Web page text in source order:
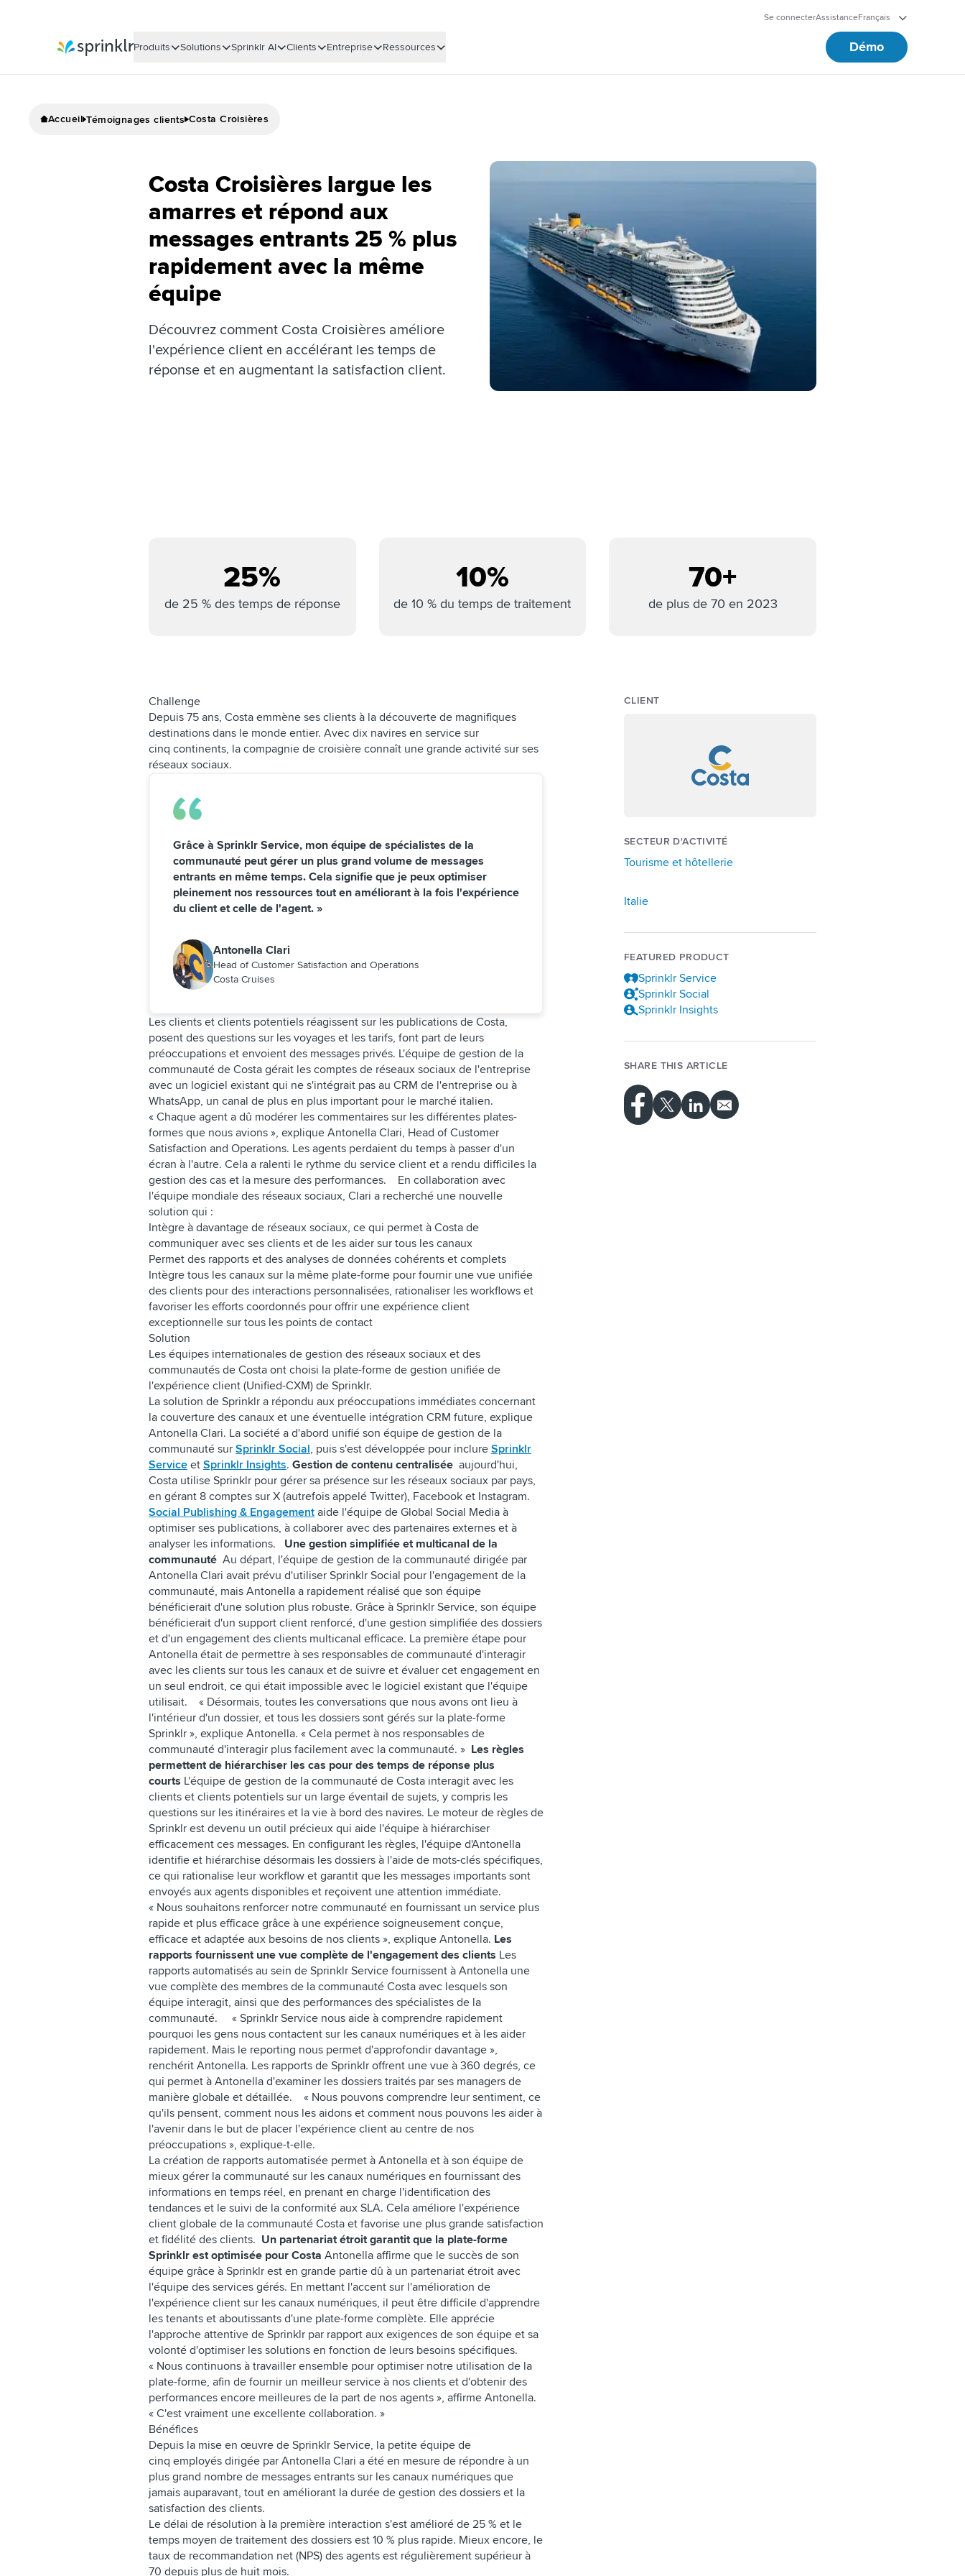
Se connecterAssistanceFrançais
Produits Solutions Sprinklr AI Clients Entreprise Ressources Démo
Accueil Témoignages clients Costa Croisières
Costa Croisières largue les
amarres et répond aux
messages entrants 25 % plus
rapidement avec la même
équipe
Découvrez comment Costa Croisières améliore
l'expérience client en accélérant les temps de
réponse et en augmentant la satisfaction client.
25%
de 25 % des temps de réponse
10%
de 10 % du temps de traitement
70+
de plus de 70 en 2023
Challenge
Depuis 75 ans, Costa emmène ses clients à la découverte de magnifiques
destinations dans le monde entier. Avec dix navires en service sur
cinq continents, la compagnie de croisière connaît une grande activité sur ses
réseaux sociaux.
Grâce à Sprinklr Service, mon équipe de spécialistes de la
communauté peut gérer un plus grand volume de messages
entrants en même temps. Cela signifie que je peux optimiser
pleinement nos ressources tout en améliorant à la fois l'expérience
du client et celle de l'agent. »
Antonella Clari
Head of Customer Satisfaction and Operations
Costa Cruises
Les clients et clients potentiels réagissent sur les publications de Costa,
posent des questions sur les voyages et les tarifs, font part de leurs
préoccupations et envoient des messages privés. L'équipe de gestion de la
communauté de Costa gérait les comptes de réseaux sociaux de l'entreprise
avec un logiciel existant qui ne s'intégrait pas au CRM de l'entreprise ou à
WhatsApp, un canal de plus en plus important pour le marché italien.
« Chaque agent a dû modérer les commentaires sur les différentes plates-
formes que nous avions », explique Antonella Clari, Head of Customer
Satisfaction and Operations. Les agents perdaient du temps à passer d'un
écran à l'autre. Cela a ralenti le rythme du service client et a rendu difficiles la
gestion des cas et la mesure des performances. En collaboration avec
l'équipe mondiale des réseaux sociaux, Clari a recherché une nouvelle
solution qui :
Intègre à davantage de réseaux sociaux, ce qui permet à Costa de
communiquer avec ses clients et de les aider sur tous les canaux
Permet des rapports et des analyses de données cohérents et complets
Intègre tous les canaux sur la même plate-forme pour fournir une vue unifiée
des clients pour des interactions personnalisées, rationaliser les workflows et
favoriser les efforts coordonnés pour offrir une expérience client
exceptionnelle sur tous les points de contact
Solution
Les équipes internationales de gestion des réseaux sociaux et des
communautés de Costa ont choisi la plate-forme de gestion unifiée de
l'expérience client (Unified-CXM) de Sprinklr.
La solution de Sprinklr a répondu aux préoccupations immédiates concernant
la couverture des canaux et une éventuelle intégration CRM future, explique
Antonella Clari. La société a d'abord unifié son équipe de gestion de la
communauté sur Sprinklr Social, puis s'est développée pour inclure Sprinklr
Service et Sprinklr Insights. Gestion de contenu centralisée aujourd'hui,
Costa utilise Sprinklr pour gérer sa présence sur les réseaux sociaux par pays,
en gérant 8 comptes sur X (autrefois appelé Twitter), Facebook et Instagram.
Social Publishing & Engagement aide l'équipe de Global Social Media à
optimiser ses publications, à collaborer avec des partenaires externes et à
analyser les informations. Une gestion simplifiée et multicanal de la
communauté Au départ, l'équipe de gestion de la communauté dirigée par
Antonella Clari avait prévu d'utiliser Sprinklr Social pour l'engagement de la
communauté, mais Antonella a rapidement réalisé que son équipe
bénéficierait d'une solution plus robuste. Grâce à Sprinklr Service, son équipe
bénéficierait d'un support client renforcé, d'une gestion simplifiée des dossiers
et d'un engagement des clients multicanal efficace. La première étape pour
Antonella était de permettre à ses responsables de communauté d'interagir
avec les clients sur tous les canaux et de suivre et évaluer cet engagement en
un seul endroit, ce qui était impossible avec le logiciel existant que l'équipe
utilisait. « Désormais, toutes les conversations que nous avons ont lieu à
l'intérieur d'un dossier, et tous les dossiers sont gérés sur la plate-forme
Sprinklr », explique Antonella. « Cela permet à nos responsables de
communauté d'interagir plus facilement avec la communauté. » Les règles
permettent de hiérarchiser les cas pour des temps de réponse plus
courts L'équipe de gestion de la communauté de Costa interagit avec les
clients et clients potentiels sur un large éventail de sujets, y compris les
questions sur les itinéraires et la vie à bord des navires. Le moteur de règles de
Sprinklr est devenu un outil précieux qui aide l'équipe à hiérarchiser
efficacement ces messages. En configurant les règles, l'équipe d'Antonella
identifie et hiérarchise désormais les dossiers à l'aide de mots-clés spécifiques,
ce qui rationalise leur workflow et garantit que les messages importants sont
envoyés aux agents disponibles et reçoivent une attention immédiate.
« Nous souhaitons renforcer notre communauté en fournissant un service plus
rapide et plus efficace grâce à une expérience soigneusement conçue,
efficace et adaptée aux besoins de nos clients », explique Antonella. Les
rapports fournissent une vue complète de l'engagement des clients Les
rapports automatisés au sein de Sprinklr Service fournissent à Antonella une
vue complète des membres de la communauté Costa avec lesquels son
équipe interagit, ainsi que des performances des spécialistes de la
communauté. « Sprinklr Service nous aide à comprendre rapidement
pourquoi les gens nous contactent sur les canaux numériques et à les aider
rapidement. Mais le reporting nous permet d'approfondir davantage »,
renchérit Antonella. Les rapports de Sprinklr offrent une vue à 360 degrés, ce
qui permet à Antonella d'examiner les dossiers traités par ses managers de
manière globale et détaillée. « Nous pouvons comprendre leur sentiment, ce
qu'ils pensent, comment nous les aidons et comment nous pouvons les aider à
l'avenir dans le but de placer l'expérience client au centre de nos
préoccupations », explique-t-elle.
La création de rapports automatisée permet à Antonella et à son équipe de
mieux gérer la communauté sur les canaux numériques en fournissant des
informations en temps réel, en prenant en charge l'identification des
tendances et le suivi de la conformité aux SLA. Cela améliore l'expérience
client globale de la communauté Costa et favorise une plus grande satisfaction
et fidélité des clients. Un partenariat étroit garantit que la plate-forme
Sprinklr est optimisée pour Costa Antonella affirme que le succès de son
équipe grâce à Sprinklr est en grande partie dû à un partenariat étroit avec
l'équipe des services gérés. En mettant l'accent sur l'amélioration de
l'expérience client sur les canaux numériques, il peut être difficile d'apprendre
les tenants et aboutissants d'une plate-forme complète. Elle apprécie
l'approche attentive de Sprinklr par rapport aux exigences de son équipe et sa
volonté d'optimiser les solutions en fonction de leurs besoins spécifiques.
« Nous continuons à travailler ensemble pour optimiser notre utilisation de la
plate-forme, afin de fournir un meilleur service à nos clients et d'obtenir des
performances encore meilleures de la part de nos agents », affirme Antonella.
« C'est vraiment une excellente collaboration. »
Bénéfices
Depuis la mise en œuvre de Sprinklr Service, la petite équipe de
cinq employés dirigée par Antonella Clari a été en mesure de répondre à un
plus grand nombre de messages entrants sur les canaux numériques que
jamais auparavant, tout en améliorant la durée de gestion des dossiers et la
satisfaction des clients.
Le délai de résolution à la première interaction s'est amélioré de 25 % et le
temps moyen de traitement des dossiers est 10 % plus rapide. Mieux encore, le
taux de recommandation net (NPS) des agents est régulièrement supérieur à
70 depuis plus de huit mois.
CLIENT
SECTEUR D'ACTIVITÉ
Tourisme et hôtellerie
Italie
FEATURED PRODUCT
Sprinklr Service
Sprinklr Social
Sprinklr Insights
SHARE THIS ARTICLE